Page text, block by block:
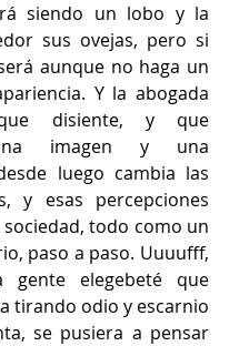
siendo un lobo y la
sus ovejas, pero si
aunque no haga un
Y la abogada
disiente, y que
imagen y una
luego cambia las
y esas percepciones
sociedad, todo como un
paso a paso. Uuuufff,
gente elegebeté que
tirando odio y escarnio
se pusiera a pensar